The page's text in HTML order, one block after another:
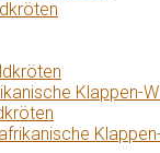
Klappen-